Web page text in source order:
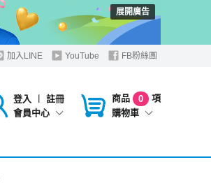
展開廣告
加入LINE YouTube FB粉絲團
登入 ︱
註冊
會員中心
商品 0
項
購物車